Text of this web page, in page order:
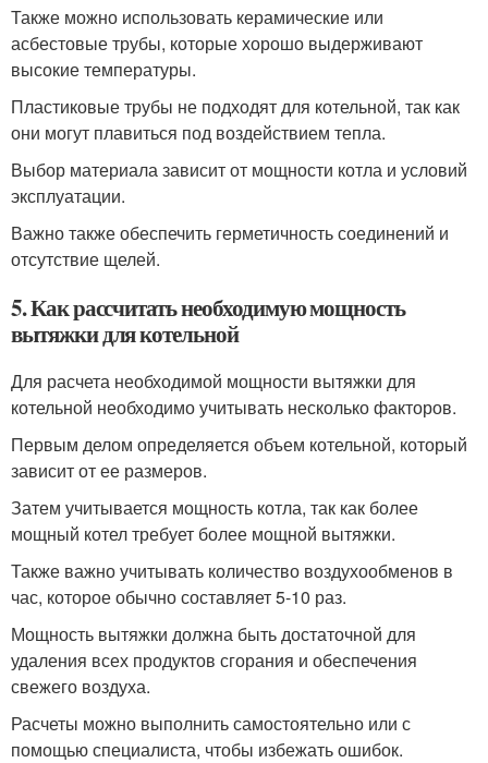
Также можно использовать керамические или
асбестовые трубы, которые хорошо выдерживают
высокие температуры.
Пластиковые трубы не подходят для котельной, так как
они могут плавиться под воздействием тепла.
Выбор материала зависит от мощности котла и условий
эксплуатации.
Важно также обеспечить герметичность соединений и
отсутствие щелей.
5. Как рассчитать необходимую мощность
вытяжки для котельной
Для расчета необходимой мощности вытяжки для
котельной необходимо учитывать несколько факторов.
Первым делом определяется объем котельной, который
зависит от ее размеров.
Затем учитывается мощность котла, так как более
мощный котел требует более мощной вытяжки.
Также важно учитывать количество воздухообменов в
час, которое обычно составляет 5-10 раз.
Мощность вытяжки должна быть достаточной для
удаления всех продуктов сгорания и обеспечения
свежего воздуха.
Расчеты можно выполнить самостоятельно или с
помощью специалиста, чтобы избежать ошибок.